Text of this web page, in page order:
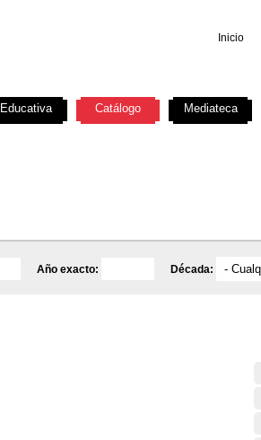
Inicio
Año exacto: Década:
Educativa Catálogo Mediateca